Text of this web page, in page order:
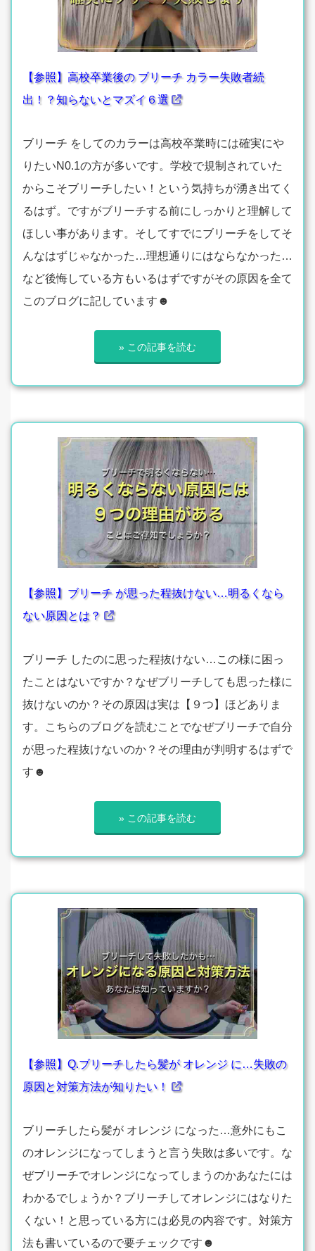
【参照】高校卒業後の ブリーチ カラー失敗者続
出！？知らないとマズイ６選
ブリーチ をしてのカラーは高校卒業時には確実にや
りたいN0.1の方が多いです。学校で規制されていた
からこそブリーチしたい！という気持ちが湧き出てく
るはず。ですがブリーチする前にしっかりと理解して
ほしい事があります。そしてすでにブリーチをしてそ
んなはずじゃなかった…理想通りにはならなかった…
など後悔している方もいるはずですがその原因を全て
このブログに記しています☻
» この記事を読む
【参照】ブリーチ が思った程抜けない…明るくなら
ない原因とは？
ブリーチ したのに思った程抜けない…この様に困っ
たことはないですか？なぜブリーチしても思った様に
抜けないのか？その原因は実は【９つ】ほどありま
す。こちらのブログを読むことでなぜブリーチで自分
が思った程抜けないのか？その理由が判明するはずで
す☻
» この記事を読む
【参照】Q.ブリーチしたら髪が オレンジ に…失敗の
原因と対策方法が知りたい！
ブリーチしたら髪が オレンジ になった…意外にもこ
のオレンジになってしまうと言う失敗は多いです。な
ぜブリーチでオレンジになってしまうのかあなたには
わかるでしょうか？ブリーチしてオレンジにはなりた
くない！と思っている方には必見の内容です。対策方
法も書いているので要チェックです☻